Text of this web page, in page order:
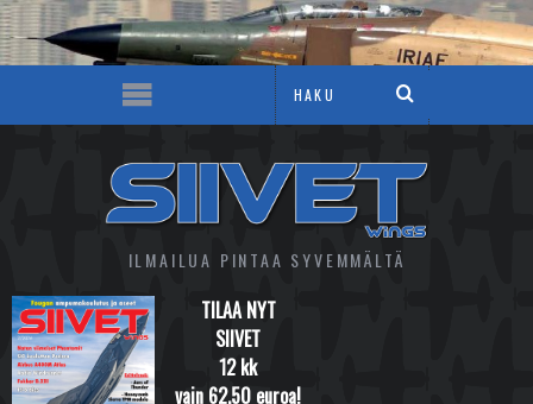
ILMAILUA PINTAA SYVEMMÄLTÄ
TILAA NYT
SIIVET
12 kk
vain 62,50 euroa!